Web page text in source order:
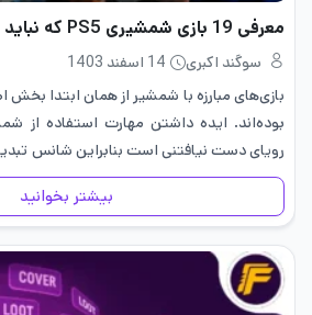
معرفی 19 بازی شمشیری PS5 که نباید از دست داد
سوگند اکبری
14 اسفند 1403
بازی‌های مبارزه با شمشیر از همان ابتدا بخش
بوده‌اند. ایده داشتن مهارت استفاده از
رویای دست نیافتنی است بنابراین شانس
ماهر در درون بازی‌ها برای گیمرها…
بیشتر بخوانید